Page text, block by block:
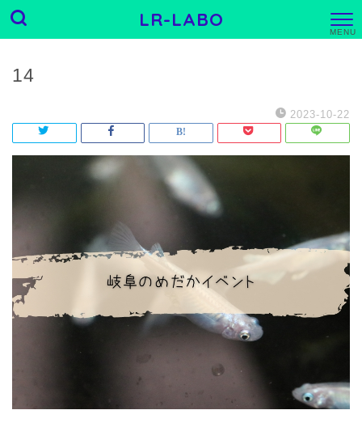
LR-LABO
E
14
2023-10-22